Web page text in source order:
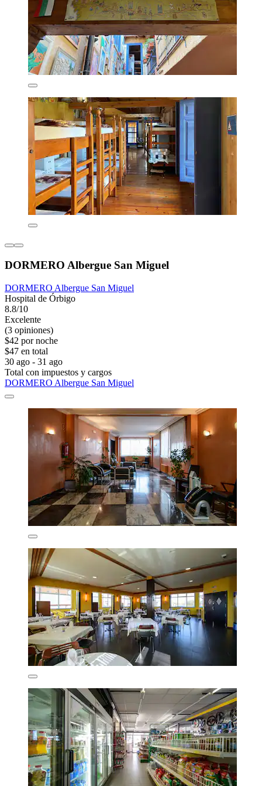
DORMERO Albergue San Miguel
DORMERO Albergue San Miguel
Hospital de Órbigo
8.8/10
Excelente
(3 opiniones)
$42 por noche
$47 en total
30 ago - 31 ago
Total con impuestos y cargos
DORMERO Albergue San Miguel